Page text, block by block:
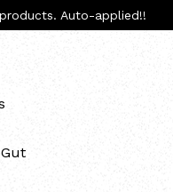
Auto-applied!!